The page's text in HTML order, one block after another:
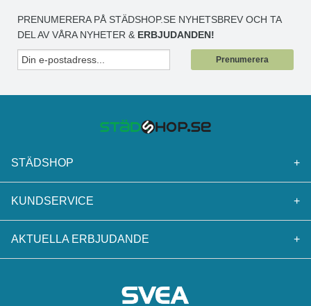
PRENUMERERA PÅ STÄDSHOP.SE NYHETSBREV OCH TA
DEL AV VÅRA NYHETER & ERBJUDANDEN!
Prenumerera
STÄDSHOP +
KUNDSERVICE +
AKTUELLA ERBJUDANDE +